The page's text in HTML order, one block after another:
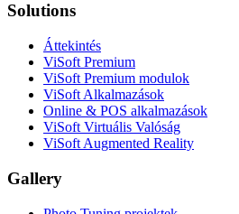
Solutions
Áttekintés
ViSoft Premium
ViSoft Premium modulok
ViSoft Alkalmazások
Online & POS alkalmazások
ViSoft Virtuális Valóság
ViSoft Augmented Reality
Gallery